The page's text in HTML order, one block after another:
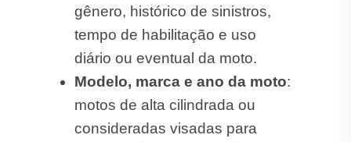
gênero, histórico de sinistros,
tempo de habilitação e uso
diário ou eventual da moto.
Modelo, marca e ano da moto:
motos de alta cilindrada ou
consideradas visadas para